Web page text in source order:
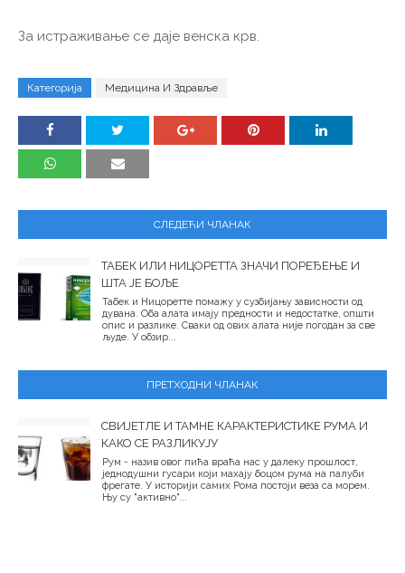
За истраживање се даје венска крв.
Категорија Медицина И Здравље
СЛЕДЕЋИ ЧЛАНАК
ТАБЕК ИЛИ НИЦОРЕТТА ЗНАЧИ ПОРЕЂЕЊЕ И
ШТА ЈЕ БОЉЕ
Табек и Ницоретте помажу у сузбијању зависности од
дувана. Оба алата имају предности и недостатке, општи
опис и разлике. Сваки од ових алата није погодан за све
људе. У обзир...
ПРЕТХОДНИ ЧЛАНАК
СВИЈЕТЛЕ И ТАМНЕ КАРАКТЕРИСТИКЕ РУМА И
КАКО СЕ РАЗЛИКУЈУ
Рум - назив овог пића враћа нас у далеку прошлост,
једнодушни гусари који махају боцом рума на палуби
фрегате. У историји самих Рома постоји веза са морем.
Њу су "активно"...